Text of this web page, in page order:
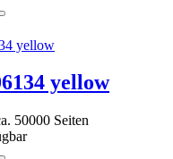
yellow
50000 Seiten